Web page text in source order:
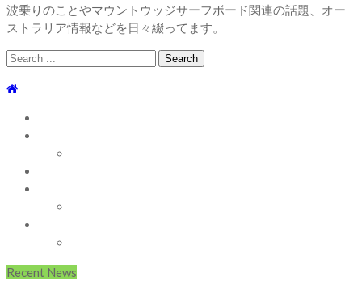
波乗りのことやマウントウッジサーフボード関連の話題、オー
ストラリア情報などを日々綴ってます。
Search
Recent News